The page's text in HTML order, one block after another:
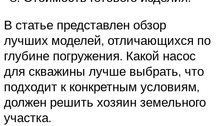
В статье представлен обзор
лучших моделей, отличающихся по
глубине погружения. Какой насос
для скважины лучше выбрать, что
подходит к конкретным условиям,
должен решить хозяин земельного
участка.